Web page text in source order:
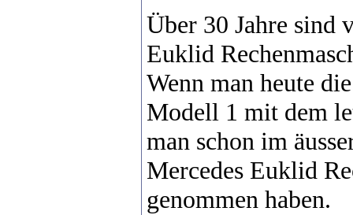
Über 30 Jahre sind
Euklid
Wenn man heute
Modell 1 mit dem
man schon im
Mercedes Euklid
genommen haben.